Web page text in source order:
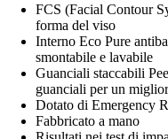
FCS (Facial Contour
forma del viso
Interno Eco Pure
smontabile e lavabile
Guanciali staccabili
guanciali per un
Dotato di Emergency
Fabbricato a mano